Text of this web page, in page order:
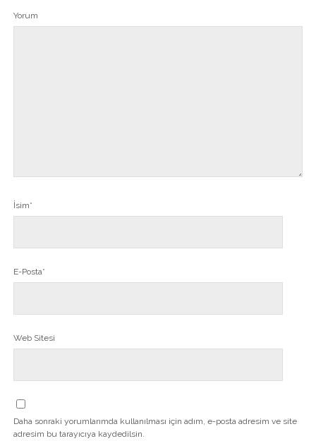
Yorum
İsim*
E-Posta*
Web Sitesi
Daha sonraki yorumlarımda kullanılması için adım, e-posta adresim ve site
adresim bu tarayıcıya kaydedilsin.